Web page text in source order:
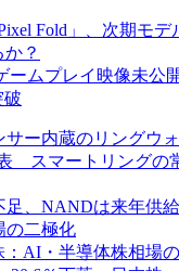
Fold」、次期モデ
？
ームプレイ映像未公
破
ー内蔵のリングウ
スマートリングの
足、NANDは来年供
の二極化
AI・半導体株相場